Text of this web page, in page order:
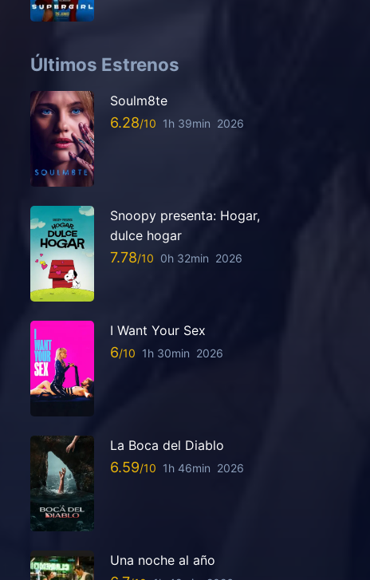
Últimos Estrenos
Soulm8te
6.28 1h 39min 2026
Snoopy presenta: Hogar,
dulce hogar
7.78 0h 32min 2026
I Want Your Sex
6 1h 30min 2026
La Boca del Diablo
6.59 1h 46min 2026
Una noche al año